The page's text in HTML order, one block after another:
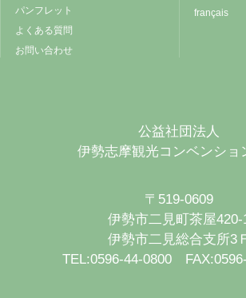
パンフレット
よくある質問
お問い合わせ
français
公益社団法人
伊勢志摩観光コンベンショ
〒519-0609
伊勢市二見町茶屋420-
伊勢市二見総合支所3Ｆ
TEL:0596-44-0800